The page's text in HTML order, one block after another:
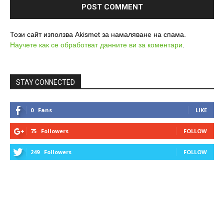
Този сайт използва Akismet за намаляване на спама.
Научете как се обработват данните ви за коментари
STAY CONNECTED
0 Fans LIKE
75 Followers FOLLOW
249 Followers FOLLOW